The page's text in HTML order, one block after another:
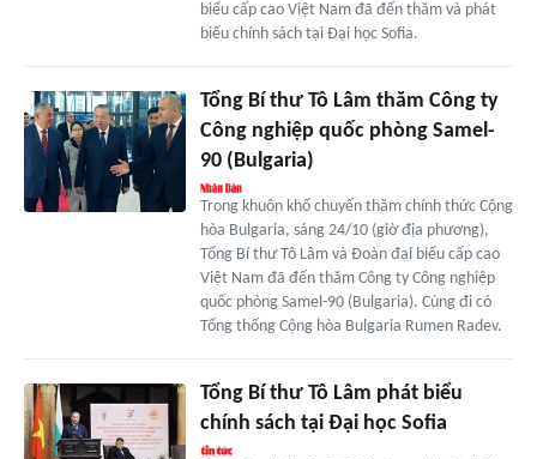
biểu cấp cao Việt Nam đã đến thăm và phát
biểu chính sách tại Đại học Sofia.
Tổng Bí thư Tô Lâm thăm Công ty
Công nghiệp quốc phòng Samel-
90 (Bulgaria)
Trong khuôn khổ chuyến thăm chính thức Cộng
hòa Bulgaria, sáng 24/10 (giờ địa phương),
Tổng Bí thư Tô Lâm và Đoàn đại biểu cấp cao
Việt Nam đã đến thăm Công ty Công nghiệp
quốc phòng Samel-90 (Bulgaria). Cùng đi có
Tổng thống Cộng hòa Bulgaria Rumen Radev.
Tổng Bí thư Tô Lâm phát biểu
chính sách tại Đại học Sofia